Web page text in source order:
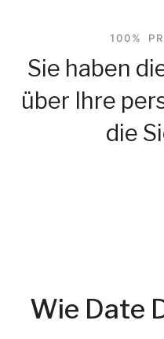
100%
Sie haben
über Ihre
die
Wie Date